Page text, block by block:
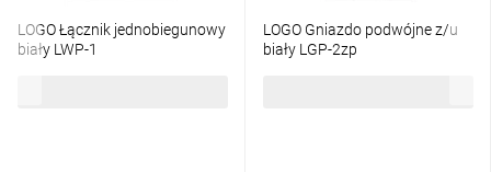
LOGO Łącznik jednobiegunowy
biały LWP-1
LOGO Gniazdo podwójne z/u
biały LGP-2zp